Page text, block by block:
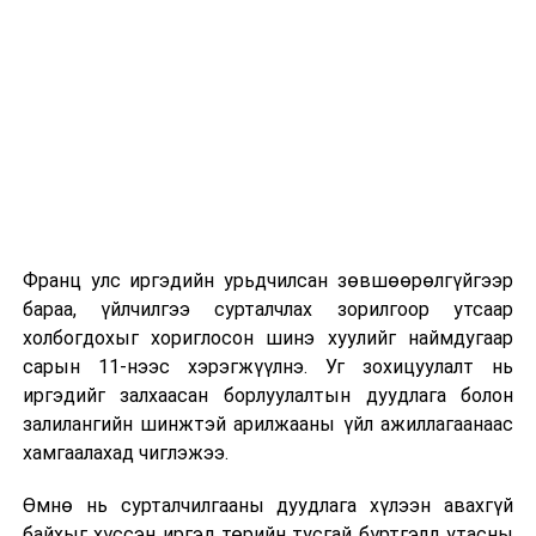
2026 оны 9 дүгээр сарын 13-наас оюутнуудыг
дотуур байранд оруулж эхэлнэ.
Сургууль, цэцэрлэгийн үйл ажиллагааны
зохицуулалт
2026 оны 8 дугаар сарын 17–28-ны өдрүүдэд
байранд элсэлт, бүртгэл болон бусад аливаа
Франц улс иргэдийн урьдчилсан зөвшөөрөлгүйгээр
бараа, үйлчилгээ сурталчлах зорилгоор утсаар
холбогдохыг хориглосон шинэ хуулийг наймдугаар
сарын 11-нээс хэрэгжүүлнэ. Уг зохицуулалт нь
иргэдийг залхаасан борлуулалтын дуудлага болон
залилангийн шинжтэй арилжааны үйл ажиллагаанаас
хамгаалахад чиглэжээ.
Өмнө нь сурталчилгааны дуудлага хүлээн авахгүй